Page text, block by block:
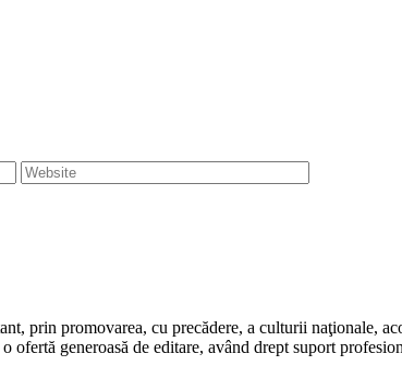
prin promovarea, cu precădere, a culturii naţionale,
generoasă de editare, având drept suport